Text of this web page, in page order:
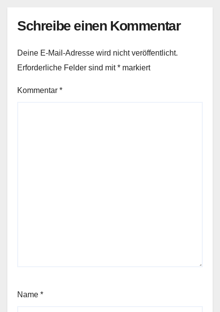
Schreibe einen Kommentar
Deine E-Mail-Adresse wird nicht veröffentlicht.
Erforderliche Felder sind mit* markiert
Kommentar *
Name *